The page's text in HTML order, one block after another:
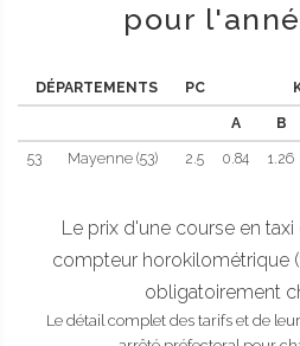
pour
DÉPARTEMENTS PC
A B
53 Mayenne (53) 2.5 0.84 1.26
Le prix d'une course en
compteur horokilométrique
obligatoirement
Le détail complet des tarifs et de